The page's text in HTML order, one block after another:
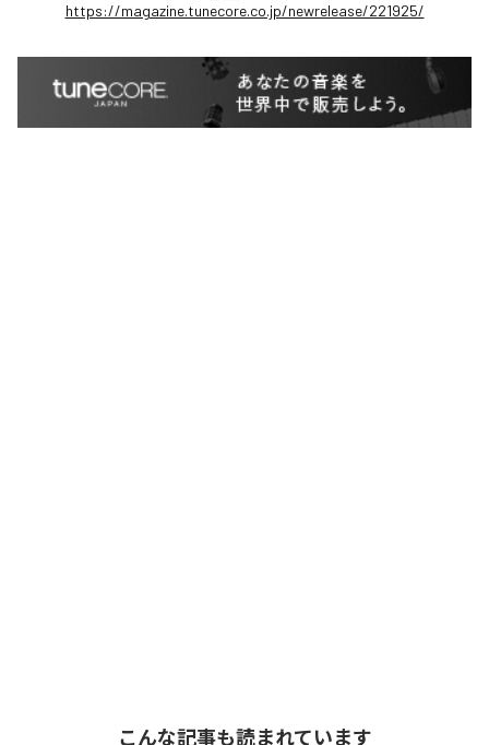
https://magazine.tunecore.co.jp/newrelease/221925/
こんな記事も読まれています